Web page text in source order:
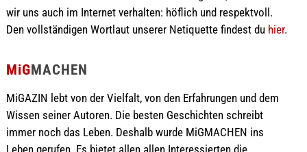
wir uns auch im Internet verhalten: höflich und respektvoll.
Den vollständigen Wortlaut unserer Netiquette findest du hier.
MiGMACHEN
MiGAZIN lebt von der Vielfalt, von den Erfahrungen und dem
Wissen seiner Autoren. Die besten Geschichten schreibt
immer noch das Leben. Deshalb wurde MiGMACHEN ins
Leben gerufen. Es bietet allen allen Interessierten die